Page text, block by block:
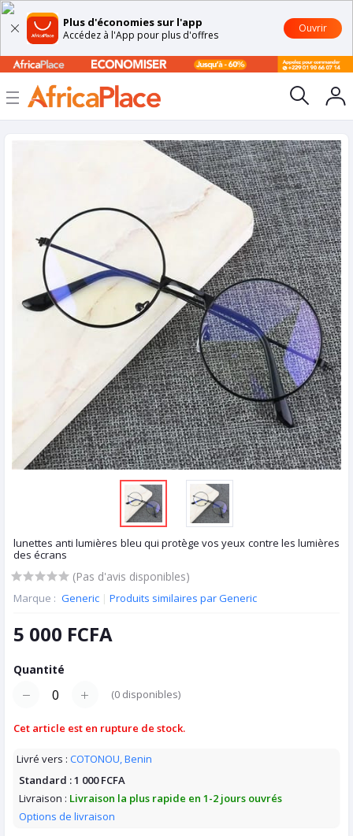
Plus d'économies sur l'app
Accédez à l'App pour plus d'offres
Ouvrir
lunettes anti lumières bleu qui protège vos yeux contre les lumières
des écrans
(Pas d'avis disponibles)
Marque : Generic | Produits similaires par Generic
5 000 FCFA
Quantité
(0 disponibles)
Cet article est en rupture de stock.
Livré vers : COTONOU, Benin
Standard :1 000 FCFA
Livraison : Livraison la plus rapide en 1-2 jours ouvrés
Options de livraison